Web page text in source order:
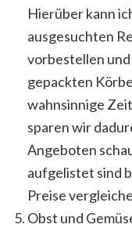
Hierüber kann
ausgesuchten
vorbestellen
gepackten
wahnsinnige
sparen wir
Angeboten
aufgelistet sind
Preise
Obst und